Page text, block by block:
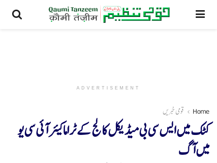
ADVERTISEMENT
Home قومی خبریں
کٹک میں ایس سی بی میڈیکل کالج کے ٹراما کیئر آئی سی یو
میں آگ